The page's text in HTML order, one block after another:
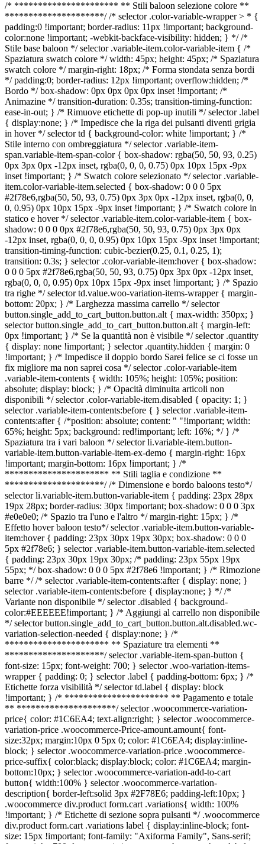
/* ********************** ** Stili baloon selezione colore **
*********************/ /* selector .color-variable-wrapper > * {
padding:0 !important; border-radius: 11px !important; background-
color:none !important; -webkit-backface-visibility: hidden; } */ /*
Stile base baloon */ selector .variable-item.color-variable-item { /*
Spaziatura swatch colore */ width: 45px; height: 45px; /* Spaziatura
swatch colore */ margin-right: 18px; /* Forma stondata senza bordi
*/ padding:0; border-radius: 12px !important; overflow:hidden; /*
Bordo */ box-shadow: 0px 0px 0px 0px inset !important; /*
Animazine */ transition-duration: 0.35s; transition-timing-function:
ease-in-out; } /* Rimuove etichette di pop-up inutili */ selector .label
{ display:none; } /* Impedisce che la riga dei pulsanti diventi grigia
in hover */ selector td { background-color: white !important; } /*
Stile interno con ombreggiatura */ selector .variable-item-
span.variable-item-span-color { box-shadow: rgba(50, 50, 93, 0.25)
0px 3px 0px -12px inset, rgba(0, 0, 0, 0.75) 0px 10px 15px -9px
inset !important; } /* Swatch colore selezionato */ selector .variable-
item.color-variable-item.selected { box-shadow: 0 0 0 5px
#2f78e6,rgba(50, 50, 93, 0.75) 0px 3px 0px -12px inset, rgba(0, 0,
0, 0.95) 0px 10px 15px -9px inset !important; } /* Swatch colore in
statico e hover */ selector .variable-item.color-variable-item { box-
shadow: 0 0 0 0px #2f78e6,rgba(50, 50, 93, 0.75) 0px 3px 0px
-12px inset, rgba(0, 0, 0, 0.95) 0px 10px 15px -9px inset !important;
transition-timing-function: cubic-bezier(0.25, 0.1, 0.25, 1);
transition: 0.3s; } selector .color-variable-item:hover { box-shadow:
0 0 0 5px #2f78e6,rgba(50, 50, 93, 0.75) 0px 3px 0px -12px inset,
rgba(0, 0, 0, 0.95) 0px 10px 15px -9px inset !important; } /* Spazio
tra righe */ selector td.value.woo-variation-items-wrapper { margin-
bottom: 20px; } /* Larghezza massima carrello */ selector
button.single_add_to_cart_button.button.alt { max-width: 350px; }
selector button.single_add_to_cart_button.button.alt { margin-left:
0px !important; } /* Se la quantità non è visibile */ selector .quantity
{ display: none !important; } selector .quantity.hidden { margin: 0
!important; } /* Impedisce il doppio bordo Sarei felice se ci fosse un
fix migliore ma non saprei cosa */ selector .color-variable-item
.variable-item-contents { width: 105%; height: 105%; position:
absolute; display: block; } /* Opacità diminuita articoli non
disponibili */ selector .color-variable-item.disabled { opacity: 1; }
selector .variable-item-contents:before { } selector .variable-item-
contents:after { /*position: absolute; content: " "!important; width:
65%; height: 5px; background: red!important; left: 16%; */ } /*
Spaziatura tra i vari baloon */ selector li.variable-item.button-
variable-item.button-variable-item-ex-demo { margin-right: 16px
!important; margin-bottom: 16px !important; } /*
********************** ** Stili taglia e condizione **
*********************/ /* Dimensione e bordo baloons testo*/
selector li.variable-item.button-variable-item { padding: 23px 28px
19px 28px; border-radius: 30px !important; box-shadow: 0 0 0 3px
#e0e0e0; /* Spazio tra l'uno e l'altro */ margin-right: 15px; } /*
Effetto hover baloon testo*/ selector .variable-item.button-variable-
item:hover { padding: 23px 30px 19px 30px; box-shadow: 0 0 0
5px #2f78e6; } selector .variable-item.button-variable-item.selected
{ padding: 23px 30px 19px 30px; /* padding: 23px 55px 19px
55px; */ box-shadow: 0 0 0 5px #2f78e6 !important; } /* Rimozione
barre */ /* selector .variable-item-contents:after { display: none; }
selector .variable-item-contents:before { display:none; } */ /*
Variante non disponibile */ selector .disabled { background-
color:#EEEEEE!important; } /* Aggiungi al carrello non disponibile
*/ selector button.single_add_to_cart_button.button.alt.disabled.wc-
variation-selection-needed { display:none; } /*
********************** ** Spaziature tra elementi **
*********************/ selector .variable-item-span-button {
font-size: 15px; font-weight: 700; } selector .woo-variation-items-
wrapper { padding: 0; } selector .label { padding-bottom: 6px; } /*
Etichette forza visibilità */ selector td.label { display: block
!important; } /* ********************** ** Pagamento e totale
** *********************/ selector .woocommerce-variation-
price{ color: #1C6EA4; text-align:right; } selector .woocommerce-
variation-price .woocommerce-Price-amount.amount{ font-
size:32px; margin:10px 0 5px 0; color: #1C6EA4; display:inline-
block; } selector .woocommerce-variation-price .woocommerce-
price-suffix{ color:black; display:block; color: #1C6EA4; margin-
bottom:10px; } selector .woocommerce-variation-add-to-cart
button{ width:100% } selector .woocommerce-variation-
description{ border-left:solid 3px #2F78E6; padding-left:10px; }
.woocommerce div.product form.cart .variations{ width: 100%
!important; } /* Etichette di sezione sopra pulsanti */ .woocommerce
div.product form.cart .variations label { display:inline-block; font-
size: 15px !important; font-family: "Axiforma Family", Sans-serif;